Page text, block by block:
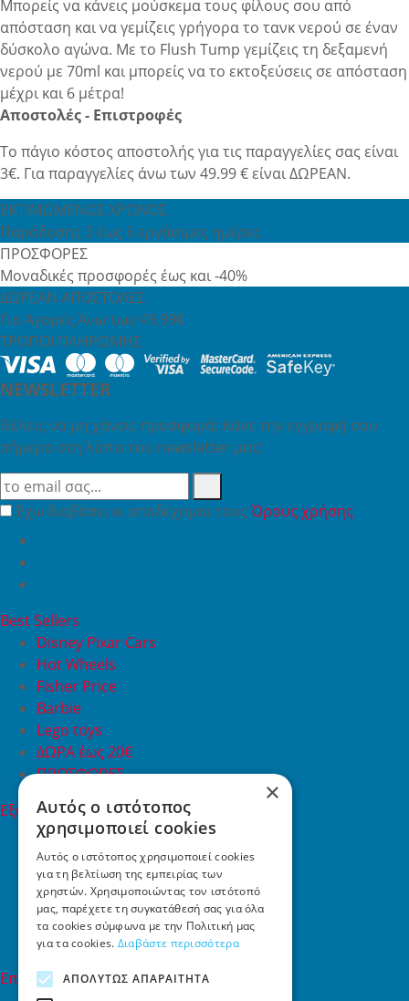
Μπορείς να κάνεις μούσκεμα τους φίλους σου από
απόσταση και να γεμίζεις γρήγορα το τανκ νερού σε έναν
δύσκολο αγώνα. Με το Flush Tump γεμίζεις τη δεξαμενή
νερού με 70ml και μπορείς να το εκτοξεύσεις σε απόσταση
μέχρι και 6 μέτρα!
Αποστολές - Επιστροφές
Το πάγιο κόστος αποστολής για τις παραγγελίες σας είναι
3€. Για παραγγελίες άνω των 49.99 € είναι ΔΩΡΕΑΝ.
ΕΚΤΙΜΩΜΕΝΟΣ ΧΡΟΝΟΣ
Παράδοσης 3 έως 6 εργάσιμες ημέρες
ΠΡΟΣΦΟΡΕΣ
Μοναδικές προσφορές έως και -40%
ΔΩΡΕΑΝ ΑΠΟΣΤΟΛΕΣ
Για Αγορές Άνω των 49,99€
ΤΡΟΠΟΙ ΠΛΗΡΩΜΗΣ
NEWSLETTER
Θέλεις να μη χάνεις προσφορά; Κάνε την εγγραφή σου
σήμερα στη λίστα του newsletter μας!
Έχω διαβάσει κι αποδέχομαι τουςΌρους χρήσης
Best Sellers
Disney Pixar Cars
Hot Wheels
Fisher Price
Barbie
Lego toys
ΔΩΡΑ έως 20€
ΠΡΟΣΦΟΡΕΣ
Εξυπηρέτηση Πελατών
Εξυπηρέτηση πελατών
Συχνές ερωτήσεις
Όροι χρήσης
Τρόποι Πληρωμής
Επιστροφές
Επικοινωνία
Επικοινωνία
×
Αυτός ο ιστότοπος
χρησιμοποιεί cookies
Αυτός ο ιστότοπος χρησιμοποιεί cookies
για τη βελτίωση της εμπειρίας των
χρηστών. Χρησιμοποιώντας τον ιστότοπό
μας, παρέχετε τη συγκατάθεσή σας για όλα
τα cookies σύμφωνα με την Πολιτική μας
για τα cookies. Διαβάστε περισσότερα
ΑΠΟΛΎΤΩΣ ΑΠΑΡΑΊΤΗΤΑ